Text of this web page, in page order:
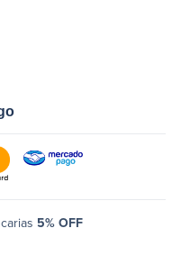
5% OFF